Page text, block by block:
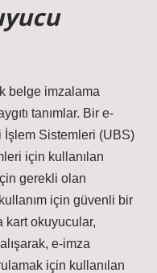
belge imzalama
tanımlar. Bir e-
İşlem Sistemleri (UBS)
için kullanılan
gerekli olan
için güvenli bir
kart okuyucular,
e-imza
için kullanılan